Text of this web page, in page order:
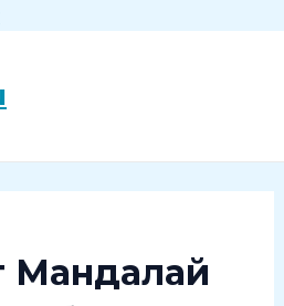
Мандалай